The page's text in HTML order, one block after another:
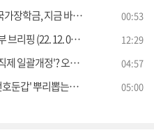
지금 바로 신청하세요! 00:53
(22. 12. 09. 11시) 12:29
진실은 [정책 바로보기] 04:57
는다 [정책 바로보기] 05:00